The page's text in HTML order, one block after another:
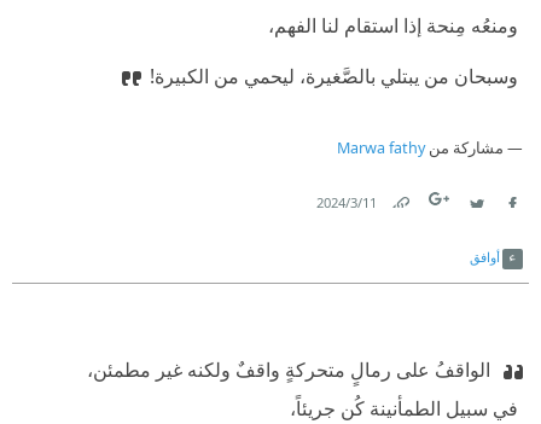
‫ ومنعُه مِنحة إذا استقام لنا الفهم،
‫ وسبحان من يبتلي بالصَّغيرة، ليحمي من الكبيرة!
مشاركة منMarwa fathy
11‏/3‏/2024
أوافق
‫ الواقفُ على رمالٍ متحركةٍ واقفٌ ولكنه غير مطمئن،
‫ في سبيل الطمأنينة كُن جريئاً،